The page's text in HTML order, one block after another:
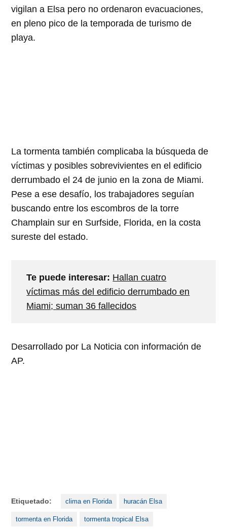
vigilan a Elsa pero no ordenaron evacuaciones,
en pleno pico de la temporada de turismo de
playa.
La tormenta también complicaba la búsqueda de
víctimas y posibles sobrevivientes en el edificio
derrumbado el 24 de junio en la zona de Miami.
Pese a ese desafío, los trabajadores seguían
buscando entre los escombros de la torre
Champlain sur en Surfside, Florida, en la costa
sureste del estado.
Te puede interesar: Hallan cuatro
víctimas más del edificio derrumbado en
Miami; suman 36 fallecidos
Desarrollado por La Noticia con información de
AP.
Etiquetado: clima en Florida huracán Elsa
tormenta en Florida tormenta tropical Elsa